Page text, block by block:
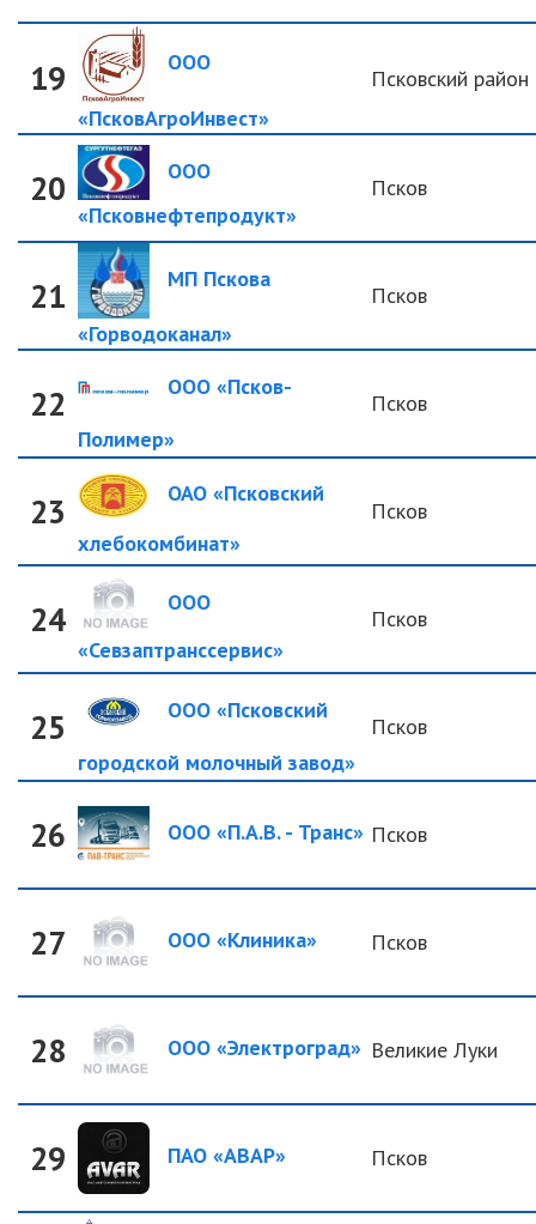
19 ООО
«ПсковАгроИнвест»
Псковский район
20
ООО
«Псковнефтепродукт»
Псков
21 МП Пскова
«Горводоканал»
Псков
22
ООО «Псков-
Полимер»
Псков
23
ОАО «Псковский
хлебокомбинат»
Псков
24
ООО
«Севзаптранссервис»
Псков
25
ООО «Псковский
городской молочный завод»
Псков
26 ООО «П.А.В. - Транс» Псков
27 ООО «Клиника» Псков
28 ООО «Электроград» Великие Луки
29 ПАО «АВАР» Псков